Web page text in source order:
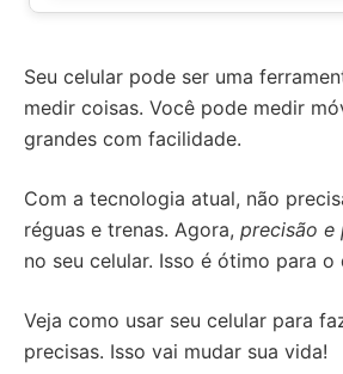
Seu celular pode ser uma
medir coisas. Você pode medir
grandes com facilidade.
Com a tecnologia atual, não
réguas e trenas. Agora, precisão e
no seu celular. Isso é ótimo para o
Veja como usar seu celular para
precisas. Isso vai mudar sua vida!